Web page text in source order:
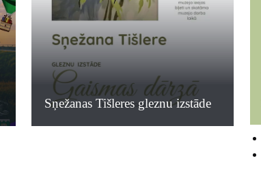
Sņežanas Tišleres gleznu izstāde